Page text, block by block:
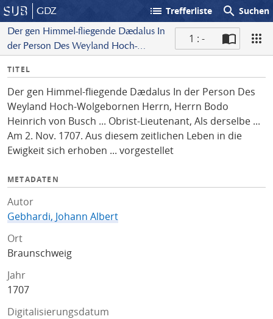
GDZ list Trefferliste search Suchen
Der gen Himmel-fliegende Dædalus In
der Person Des Weyland Hoch-
Heinrich von Busch ... Obrist-
Lieutenant, Als derselbe ... Am 2. Nov.
1707. Aus diesem zeitlichen Leben in
die Ewigkeit sich erhoben ...
vorgestellet
1 : -
I
f
o
TITEL
Der gen Himmel-fliegende Dædalus In der Person Des
Weyland Hoch-Wolgebornen Herrn, Herrn Bodo
Heinrich von Busch ... Obrist-Lieutenant, Als derselbe ...
Am 2. Nov. 1707. Aus diesem zeitlichen Leben in die
Ewigkeit sich erhoben ... vorgestellet
METADATEN
Autor
Gebhardi, Johann Albert
Ort
Braunschweig
Jahr
1707
Digitalisierungsdatum